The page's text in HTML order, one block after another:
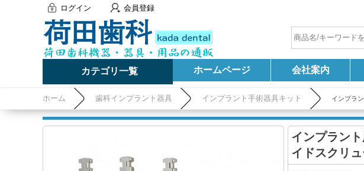
ログイン 会員登録
カテゴリ一覧 ホームページ 会社案内
ホーム 歯科インプラント器具 インプラント手術器具キット インプラ
インプラン
イドスクリ